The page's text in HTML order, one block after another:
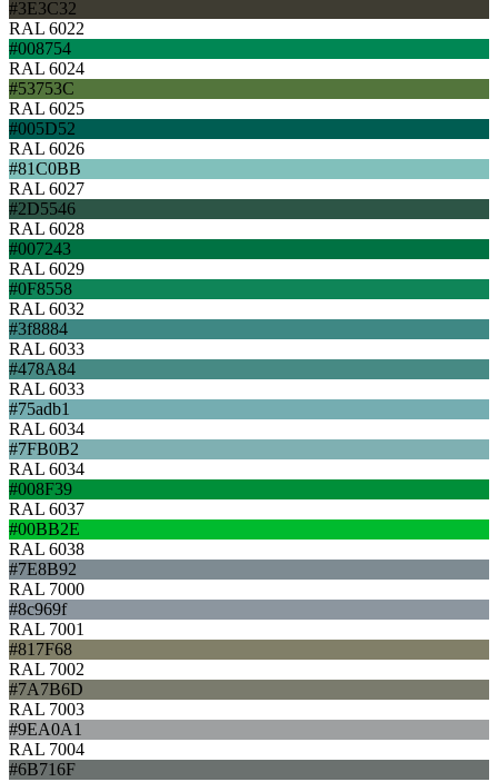
#3E3C32
RAL 6022
#008754
RAL 6024
#53753C
RAL 6025
#005D52
RAL 6026
#81C0BB
RAL 6027
#2D5546
RAL 6028
#007243
RAL 6029
#0F8558
RAL 6032
#3f8884
RAL 6033
#478A84
RAL 6033
#75adb1
RAL 6034
#7FB0B2
RAL 6034
#008F39
RAL 6037
#00BB2E
RAL 6038
#7E8B92
RAL 7000
#8c969f
RAL 7001
#817F68
RAL 7002
#7A7B6D
RAL 7003
#9EA0A1
RAL 7004
#6B716F